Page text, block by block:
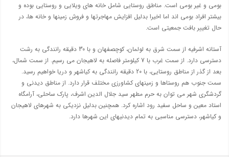
بومی و غیر بومی است. مناطق روستایی شامل خانه های ویلایی و روستایی بوده و
بیشتر افراد بومی اند اما اخیرا بدلیل افزایش مهاجرتها و فروش زمینها و خانه ها، در
حال تغییر بافت جمعیتی است.
آستانه اشرفیه از سمت شرق به لولمان، کوچصفهان و با 30 دقیقه رانندگی به رشت
دسترسی دارد. از سمت غرب با 7 کیلومتر فاصله به لاهیجان می رسیم. از سمت شمال،
بعد از گذر از مناطق روستایی، با 20 دقیقه رانندگی به کیاشهر و دریا خواهیم رسید.
سمت جنوب هم روستاها و زمینهای کشاورزی مختلف قرار دارد. از مناطق دیدنی و
گردشگری شهر می توان به حرم مطهر سید جلال الدین اشرف، پارک ساحلی، آرامگاه
استاد معین و ساحل سفید رود اشاره کرد. همچنین بدلیل نزدیکی به شهرهای لاهیجان
و کیاشهر، دسترسی مناسبی به تمام دیدنیهای این شهرها دارد.